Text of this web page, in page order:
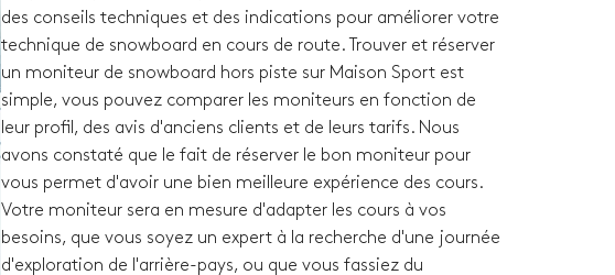
des conseils techniques et des indications pour améliorer votre
technique de snowboard en cours de route. Trouver et réserver
un moniteur de snowboard hors piste sur Maison Sport est
simple, vous pouvez comparer les moniteurs en fonction de
leur profil, des avis d'anciens clients et de leurs tarifs. Nous
avons constaté que le fait de réserver le bon moniteur pour
vous permet d'avoir une bien meilleure expérience des cours.
Votre moniteur sera en mesure d'adapter les cours à vos
besoins, que vous soyez un expert à la recherche d'une journée
d'exploration de l'arrière-pays, ou que vous fassiez du